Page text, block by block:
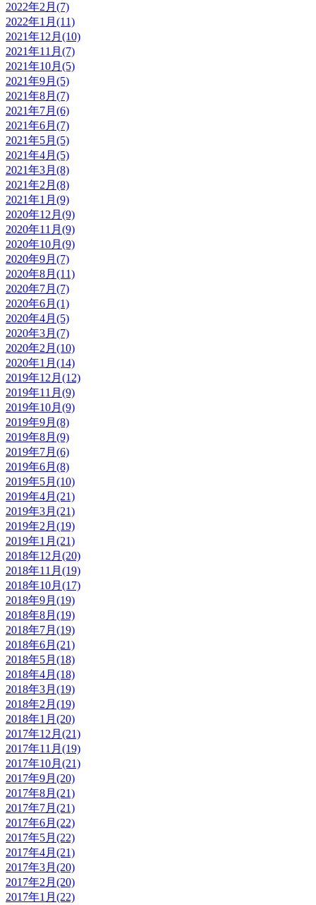
2022年2月(7)
2022年1月(11)
2021年12月(10)
2021年11月(7)
2021年10月(5)
2021年9月(5)
2021年8月(7)
2021年7月(6)
2021年6月(7)
2021年5月(5)
2021年4月(5)
2021年3月(8)
2021年2月(8)
2021年1月(9)
2020年12月(9)
2020年11月(9)
2020年10月(9)
2020年9月(7)
2020年8月(11)
2020年7月(7)
2020年6月(1)
2020年4月(5)
2020年3月(7)
2020年2月(10)
2020年1月(14)
2019年12月(12)
2019年11月(9)
2019年10月(9)
2019年9月(8)
2019年8月(9)
2019年7月(6)
2019年6月(8)
2019年5月(10)
2019年4月(21)
2019年3月(21)
2019年2月(19)
2019年1月(21)
2018年12月(20)
2018年11月(19)
2018年10月(17)
2018年9月(19)
2018年8月(19)
2018年7月(19)
2018年6月(21)
2018年5月(18)
2018年4月(18)
2018年3月(19)
2018年2月(19)
2018年1月(20)
2017年12月(21)
2017年11月(19)
2017年10月(21)
2017年9月(20)
2017年8月(21)
2017年7月(21)
2017年6月(22)
2017年5月(22)
2017年4月(21)
2017年3月(20)
2017年2月(20)
2017年1月(22)